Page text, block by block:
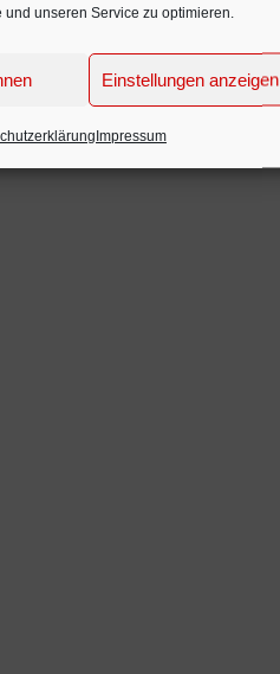
unseren Service zu optimieren.
Einstellungen anzeigen
Impressum